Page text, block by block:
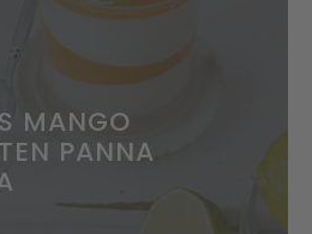
MANGO
PANNA